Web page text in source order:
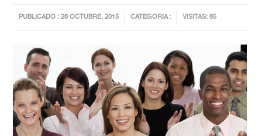
PUBLICADO : 28 OCTUBRE, 2015 CATEGORIA : VISITAS: 85